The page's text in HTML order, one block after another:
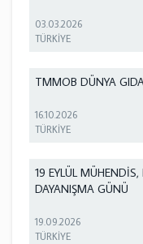
03.03.2026
TÜRKİYE
TMMOB DÜNYA
16.10.2026
TÜRKİYE
19 EYLÜL
DAYANIŞMA GÜNÜ
19.09.2026
TÜRKİYE